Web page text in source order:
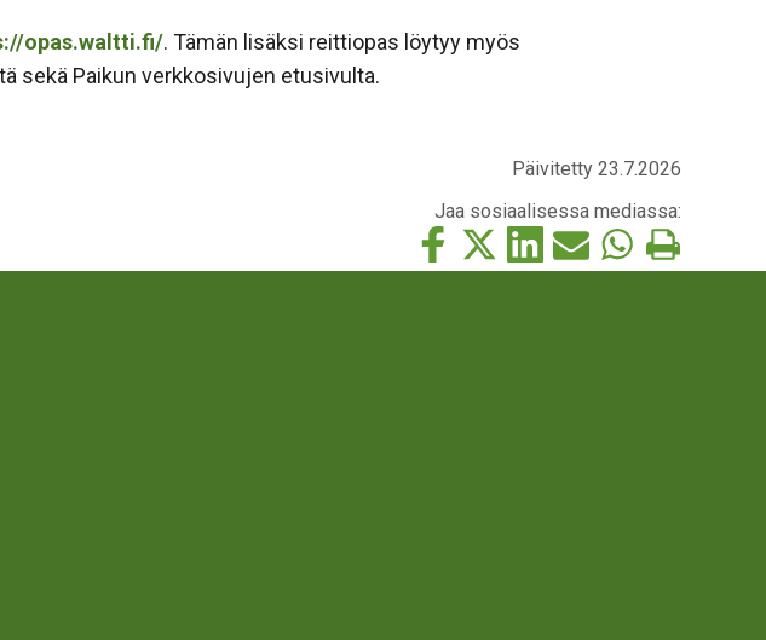
opas.waltti.fi/. Tämän lisäksi reittiopas löytyy myös
sekä Paikun verkkosivujen etusivulta.
Päivitetty 23.7.2026
Jaa sosiaalisessa mediassa:
Jaa
tämä
Jaa
tämä
Jaa
tämä
Jaa
tämä
Jaa
tämä
Tulosta
tämä